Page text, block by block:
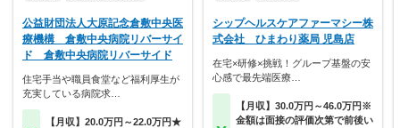
公益財団法人大原記念倉敷中央医
療機構 倉敷中央病院リバーサイ
ド 倉敷中央病院リバーサイド
住宅手当や職員食堂など福利厚生が
充実している病院求…
【月収】20.0万円～22.0万円★
シップヘルスケアファーマシー株
式会社 ひまわり薬局 児島店
在宅×研修×挑戦！グループ基盤の安
心感で最先端医療…
【月収】30.0万円～46.0万円※
金額は面接の評価次第で前後い